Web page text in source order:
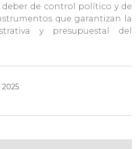
de control político y de
que garantizan la
y presupuestal del